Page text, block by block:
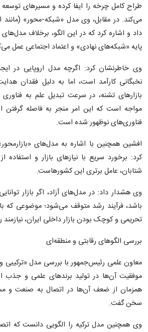
طراح کامل چرخه را ایفا کرده و مسیرهای
می‌کند. در مقابل، وی مدل «شبکه-محور» (مانند
داد و اشاره کرد که در این الگو، برخلاف مدل‌های
پایه «شبکه‌های نهادی» و اعتماد اجتماعی عمل
وی خاطرنشان کرد: اگرچه مدل اروپایی در
نخبگانی کارآمد است، اما به دلیل فقدان
بازارهای تشنه، در سرعت تبدیل علم به
مواجه است که این امر منجر به فاصله گرفتن
فناوری‌های نوظهور شده است.
افشین همچنین با اشاره به مدل‌های
کرد: برخورد سریع با نیازهای بازار و
شتابان، عامل برتری این کشورهاست.
وی هشدار داد: در مدل‌های آزاد، اگر بازار
باشد، فرآیند رشد متوقف می‌شود؛ موضوعی که
تحریمی و کوچک بودن بازار داخلی ایران،
بررسی الگوهای رقابتی و منطقه‌ای
معاون علمی رئیس‌جمهور با بررسی مدل «ترکیبی و
موفقیت آن‌ها در تولید برندهای علمی و جذب
همزمان از ضعف آن‌ها در اتصال به صنعت و
سخن گفت.
وی همچنین مدل ترکیه را الگویی دانست که